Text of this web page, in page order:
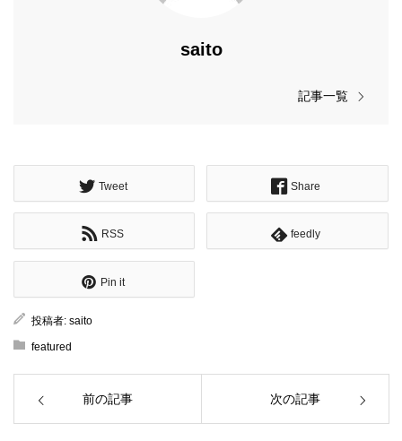
saito
記事一覧
Tweet Share
RSS feedly
Pin it
投稿者: saito
featured
前の記事 次の記事